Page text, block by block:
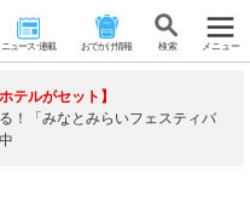
ニュース･連載 おでかけ情報 検 索 メニュー
テルがセット】
！「みなとみらいフェスティバ